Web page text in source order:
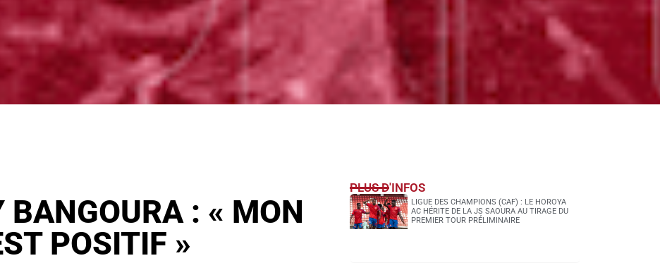
BANGOURA : « MON
POSITIF »
PLUS D'INFOS
LIGUE DES CHAMPIONS (CAF) : LE HOROYA
AC HÉRITE DE LA JS SAOURA AU TIRAGE DU
PREMIER TOUR PRÉLIMINAIRE